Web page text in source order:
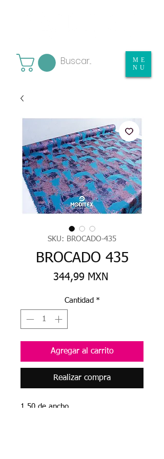
ME
NU
SKU: BROCADO-435
BROCADO 435
344,99 MXN
Cantidad *
Agregar al carrito
Realizar compra
1.50 de ancho